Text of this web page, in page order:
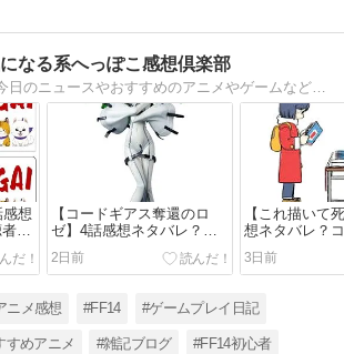
なる系へっぽこ感想倶楽部
昨日の出来事、今日のニュースやおすすめのアニメやゲームなどの面白い？つまらない？感想を中心にしただらだらブログです
感想
は
【コードギアス奪還のロ
ゼ】4話感想ネタバレ？感
想がない。あるのは疑念だ
け。
2日前
【これ描いて
想ネタバレ？
オリジナル作
3日前
ニメ感想 #FF14 #ゲームプレイ日記
すめアニメ #雑記ブログ #FF14初心者